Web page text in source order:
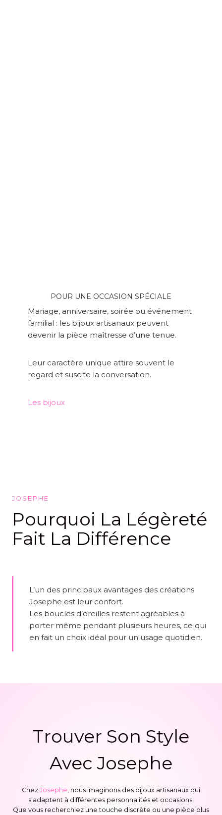
POUR UNE OCCASION SPÉCIALE
Mariage, anniversaire, soirée ou événement
familial : les bijoux artisanaux peuvent
devenir la pièce maîtresse d’une tenue.
Leur caractère unique attire souvent le
regard et suscite la conversation.
Les bijoux
JOSEPHE
Pourquoi La Légèreté
Fait La Différence
L’un des principaux avantages des créations
Josephe est leur confort.
Les boucles d’oreilles restent agréables à
porter même pendant plusieurs heures, ce qui
en fait un choix idéal pour un usage quotidien.
Trouver Son Style
Avec Josephe
Chez Josephe , nous imaginons des bijoux artisanaux qui
s’adaptent à différentes personnalités et occasions.
Que vous recherchiez une touche discrète ou une pièce plus